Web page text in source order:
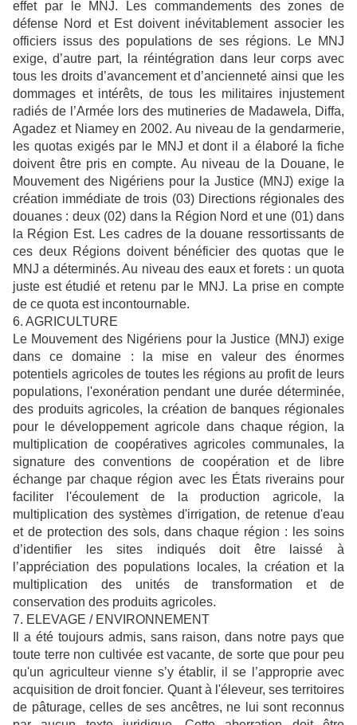
effet par le MNJ. Les commandements des zones de
défense Nord et Est doivent inévitablement associer les
officiers issus des populations de ses régions. Le MNJ
exige, d’autre part, la réintégration dans leur corps avec
tous les droits d’avancement et d’ancienneté ainsi que les
dommages et intérêts, de tous les militaires injustement
radiés de l’Armée lors des mutineries de Madawela, Diffa,
Agadez et Niamey en 2002. Au niveau de la gendarmerie,
les quotas exigés par le MNJ et dont il a élaboré la fiche
doivent être pris en compte. Au niveau de la Douane, le
Mouvement des Nigériens pour la Justice (MNJ) exige la
création immédiate de trois (03) Directions régionales des
douanes : deux (02) dans la Région Nord et une (01) dans
la Région Est. Les cadres de la douane ressortissants de
ces deux Régions doivent bénéficier des quotas que le
MNJ a déterminés. Au niveau des eaux et forets : un quota
juste est étudié et retenu par le MNJ. La prise en compte
de ce quota est incontournable.
6. AGRICULTURE
Le Mouvement des Nigériens pour la Justice (MNJ) exige
dans ce domaine : la mise en valeur des énormes
potentiels agricoles de toutes les régions au profit de leurs
populations, l'exonération pendant une durée déterminée,
des produits agricoles, la création de banques régionales
pour le développement agricole dans chaque région, la
multiplication de coopératives agricoles communales, la
signature des conventions de coopération et de libre
échange par chaque région avec les États riverains pour
faciliter l'écoulement de la production agricole, la
multiplication des systèmes d'irrigation, de retenue d'eau
et de protection des sols, dans chaque région : les soins
d’identifier les sites indiqués doit être laissé à
l’appréciation des populations locales, la création et la
multiplication des unités de transformation et de
conservation des produits agricoles.
7. ELEVAGE / ENVIRONNEMENT
Il a été toujours admis, sans raison, dans notre pays que
toute terre non cultivée est vacante, de sorte que pour peu
qu'un agriculteur vienne s’y établir, il se l’approprie avec
acquisition de droit foncier. Quant à l'éleveur, ses territoires
de pâturage, celles de ses ancêtres, ne lui sont reconnus